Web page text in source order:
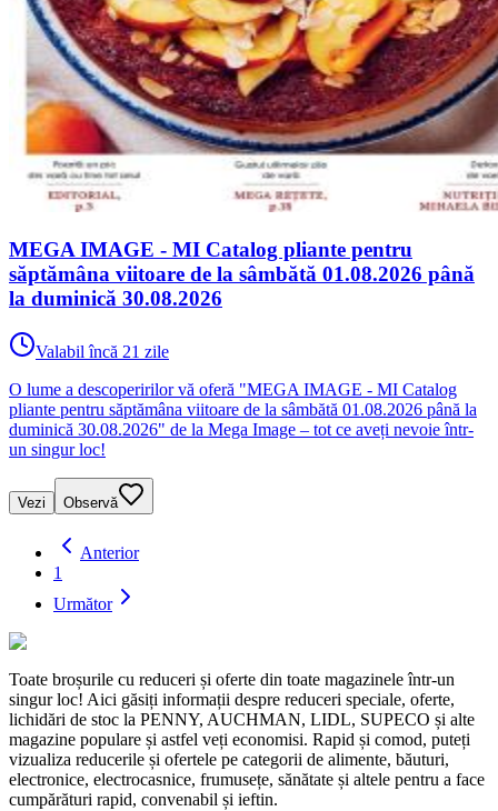
MEGA IMAGE - MI Catalog pliante pentru
săptămâna viitoare de la sâmbătă 01.08.2026 până
la duminică 30.08.2026
Valabil încă 21 zile
O lume a descoperirilor vă oferă "MEGA IMAGE - MI Catalog
pliante pentru săptămâna viitoare de la sâmbătă 01.08.2026 până la
duminică 30.08.2026" de la Mega Image – tot ce aveți nevoie într-
un singur loc!
Vezi Observă
Anterior
1
Următor
Toate broșurile cu reduceri și oferte din toate magazinele într-un
singur loc! Aici găsiți informații despre reduceri speciale, oferte,
lichidări de stoc la PENNY, AUCHMAN, LIDL, SUPECO și alte
magazine populare și astfel veți economisi. Rapid și comod, puteți
vizualiza reducerile și ofertele pe categorii de alimente, băuturi,
electronice, electrocasnice, frumusețe, sănătate și altele pentru a face
cumpărături rapid, convenabil și ieftin.